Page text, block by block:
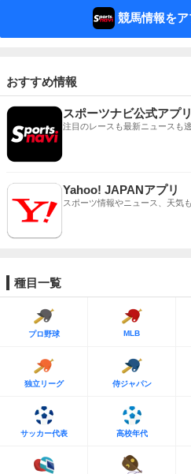
競馬情報を
おすすめ情報
スポーツナビ公式アプリ
注目のレースも最新ニュースも
Yahoo! JAPANアプリ
スポーツ情報やニュース、天気
種目一覧
プロ野球 MLB
独立リーグ 侍ジャパン
サッカー代表 高校年代